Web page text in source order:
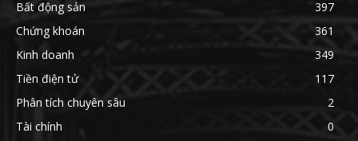
Bất động sản
397
Chứng khoán
361
Kinh doanh
349
Tiền điện tử
117
Phân tích chuyên sâu
2
Tài chính
0